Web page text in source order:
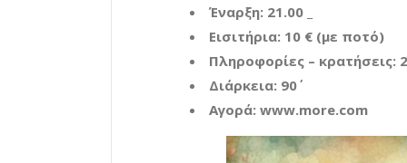
Έναρξη: 21.00 _
Εισιτήρια: 10 € (με ποτό)
Πληροφορίες – κρατήσεις:
Διάρκεια: 90΄
Αγορά: www.more.com